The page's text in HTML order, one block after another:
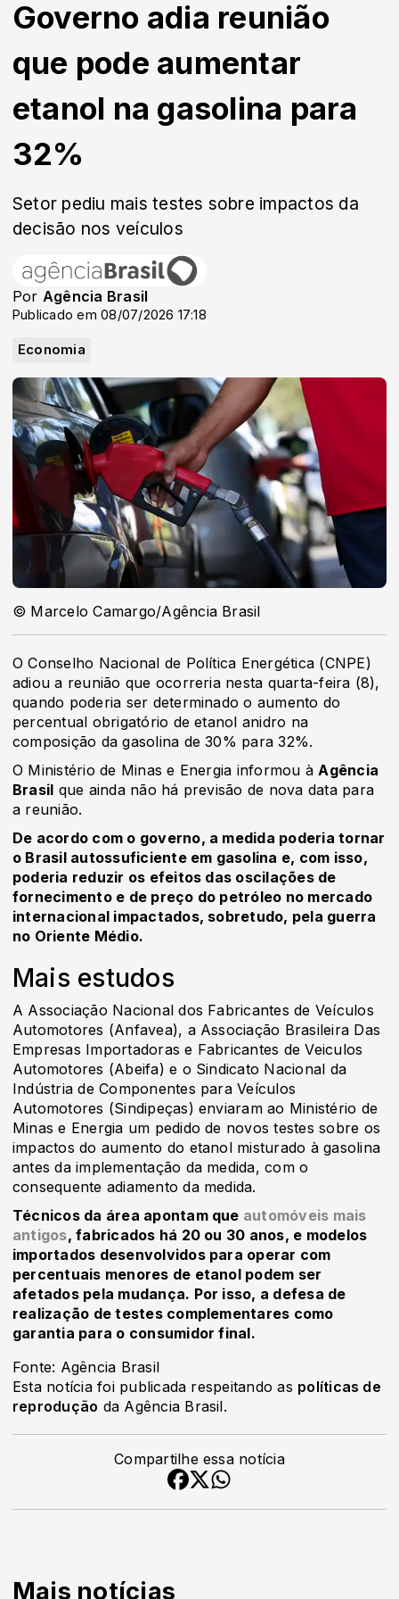
Governo adia reunião
que pode aumentar
etanol na gasolina para
32%
Setor pediu mais testes sobre impactos da
decisão nos veículos
Por Agência Brasil
Publicado em 08/07/2026 17:18
Economia
© Marcelo Camargo/Agência Brasil
O Conselho Nacional de Política Energética (CNPE)
adiou a reunião que ocorreria nesta quarta-feira (8),
quando poderia ser determinado o aumento do
percentual obrigatório de etanol anidro na
composição da gasolina de 30% para 32%.
O Ministério de Minas e Energia informou àAgência
Brasil que ainda não há previsão de nova data para
a reunião.
De acordo com o governo, a medida poderia tornar
o Brasil autossuficiente em gasolina e, com isso,
poderia reduzir os efeitos das oscilações de
fornecimento e de preço do petróleo no mercado
internacional impactados, sobretudo, pela guerra
no Oriente Médio.
Mais estudos
A Associação Nacional dos Fabricantes de Veículos
Automotores (Anfavea), a Associação Brasileira Das
Empresas Importadoras e Fabricantes de Veiculos
Automotores (Abeifa) e o Sindicato Nacional da
Indústria de Componentes para Veículos
Automotores (Sindipeças) enviaram ao Ministério de
Minas e Energia um pedido de novos testes sobre os
impactos do aumento do etanol misturado à gasolina
antes da implementação da medida, com o
consequente adiamento da medida.
Técnicos da área apontam que automóveis mais
antigos, fabricados há 20 ou 30 anos, e modelos
importados desenvolvidos para operar com
percentuais menores de etanol podem ser
afetados pela mudança. Por isso, a defesa de
realização de testes complementares como
garantia para o consumidor final.
Fonte: Agência Brasil
Esta notícia foi publicada respeitando as políticas de
reprodução da Agência Brasil.
Compartilhe essa notícia
Mais notícias